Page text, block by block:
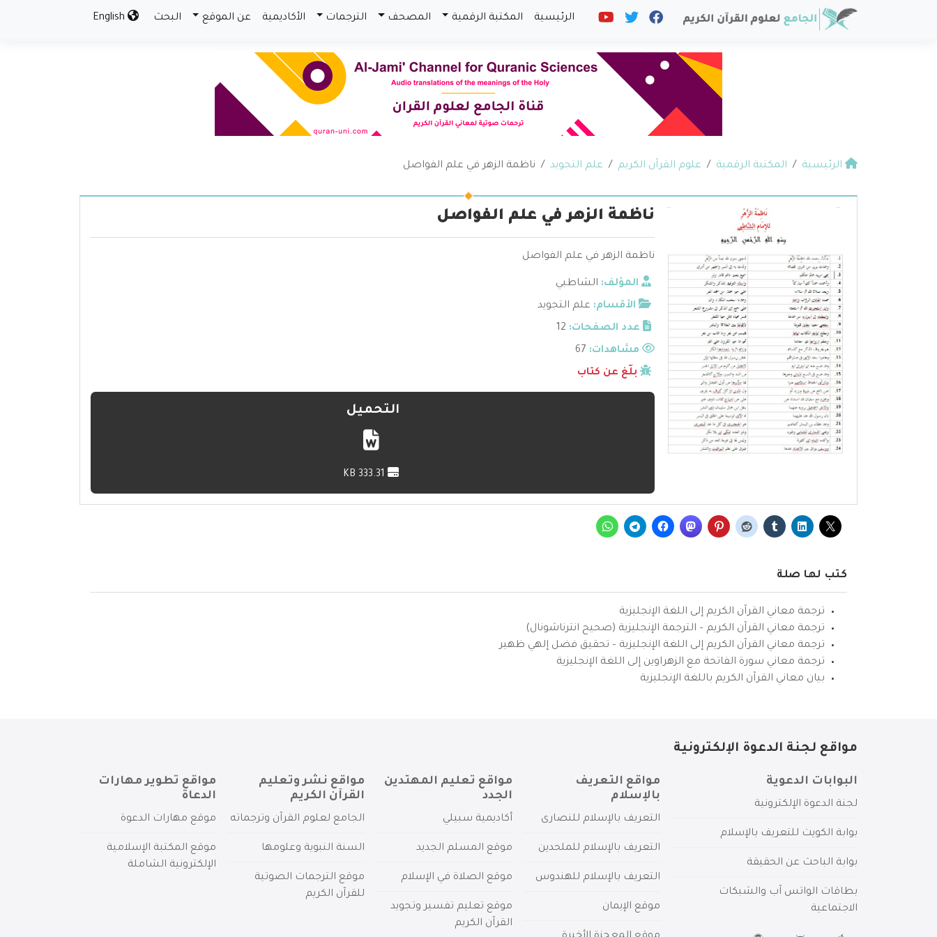
الرئيسية المكتبة الرقمية المصحف الترجمات الأكاديمية عن الموقع البحث
الرئيسية المكتبة الرقمية علوم القرآن الكريم علم التجويد ناظمة الزهر في علم الفواصل
ناظمة الزهر في علم الفواصل
ناظمة الزهر في علم الفواصل
المؤلف: الشاطبي
الأقسام: علم التجويد
عدد الصفحات: 12
مشاهدات:
بلّغ عن كتاب
التحميل
كتب لها صلة
ترجمة معاني القرآن الكريم إلى اللغة الإنجليزية
ترجمة معاني القرآن الكريم – الترجمة الإنجليزية (صحيح انترناشونال)
ترجمة معاني القرآن الكريم إلى اللغة الإنجليزية – تحقيق فضل إلهي ظهير
ترجمة معاني سورة الفاتحة مع الزهراوين إلى اللغة الإنجليزية
بيان معاني القرآن الكريم باللغة الإنجليزية
مواقع لجنة الدعوة الإلكترونية
البوابات الدعوية
لجنة الدعوة الإلكترونية
بوابة الكويت للتعريف بالإسلام
بوابة الباحث عن الحقيقة
بطاقات الواتس آب والشبكات
الاجتماعية
مواقع التعريف
بالإسلام
التعريف بالإسلام للنصارى
التعريف بالإسلام للملحدين
التعريف بالإسلام للهندوس
موقع الإيمان
مواقع تعليم المهتدين
الجدد
أكاديمية سبيلي
موقع المسلم الجديد
موقع الصلاة في الإسلام
موقع تعليم تفسير وتجويد
القرآن الكريم
مواقع نشر وتعليم
القرآن الكريم
الجامع لعلوم القرآن وترجماته
السنة النبوية وعلومها
موقع الترجمات الصوتية
للقرآن الكريم
مواقع تطوير مهارات
الدعاة
موقع مهارات الدعوة
موقع المكتبة الإسلامية
الإلكترونية الشاملة